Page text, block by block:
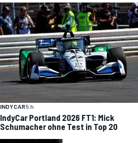
INDYCAR5 h
IndyCar Portland 2026 FT1: Mick
Schumacher ohne Test in Top 20